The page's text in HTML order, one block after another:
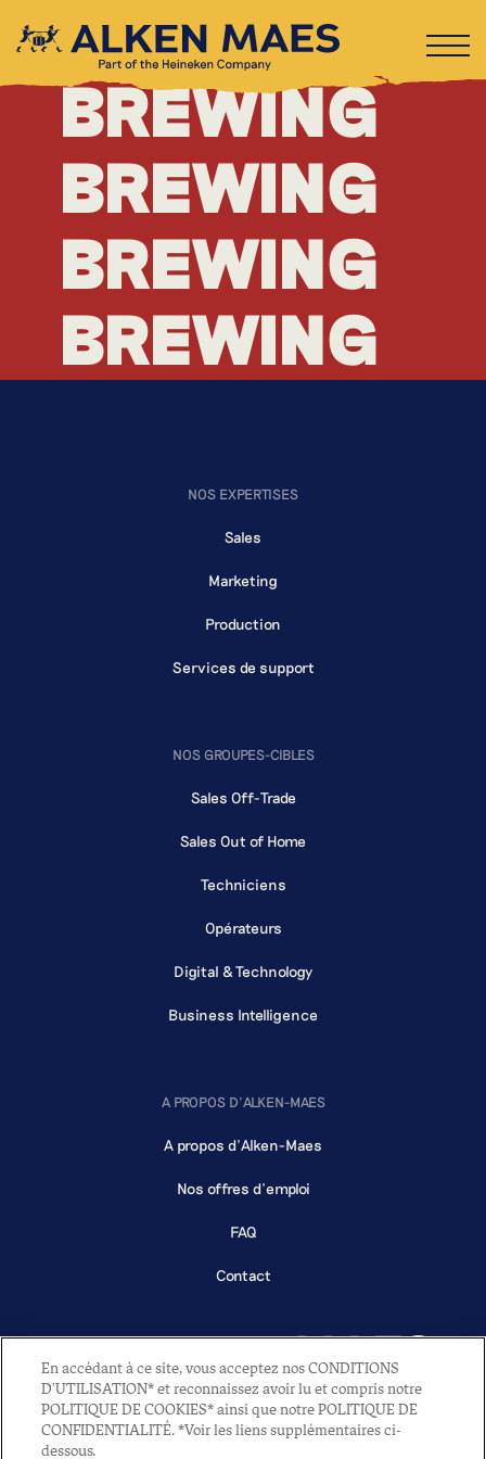
BREWING
BREWING
BREWING
BREWING
BREWING
NOS EXPERTISES
Sales
Marketing
Production
Services de support
NOS GROUPES-CIBLES
Sales Off-Trade
Sales Out of Home
Techniciens
Opérateurs
Digital & Technology
Business Intelligence
A PROPOS D'ALKEN-MAES
A propos d'Alken-Maes
Nos offres d'emploi
FAQ
Contact
2022 - All rights reserved - Alken-Maes NV
En accédant à ce site, vous acceptez nos CONDITIONS
D'UTILISATION* et reconnaissez avoir lu et compris notre
POLITIQUE DE COOKIES* ainsi que notre POLITIQUE DE
CONFIDENTIALITÉ. *Voir les liens supplémentaires ci-
dessous.